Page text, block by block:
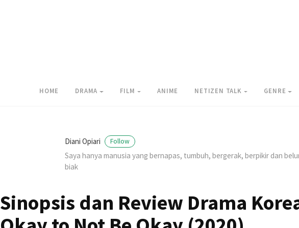
HOME DRAMA FILM ANIME NETIZEN TALK GENRE
Diani Opiari
Follow
Saya hanya manusia yang bernapas, tumbuh, bergerak, berpikir dan
biak
Sinopsis dan Review Drama